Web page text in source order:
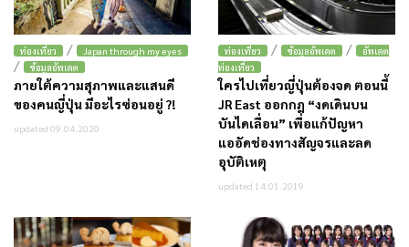
ท่องเที่ยว / Japan through my eyes
/ ข้อมูลอัพเดต
ภายใต้ความสุภาพและแสนดี
ของคนญี่ปุ่น มีอะไรซ่อนอยู่ ?!
updated 09.04.2020
ท่องเที่ยว / ข้อมูลอัพเดต /
อัพเดต
ท่องเที่ยว
ใครไปเที่ยวญี่ปุ่นต้องจด ตอนนี้
JR East ออกกฎ “งดเดินบน
บันไดเลื่อน” เพื่อแก้ปัญหา
แออัดช่องทางสัญจรและลด
อุบัติเหตุ
updated 14.01.2019